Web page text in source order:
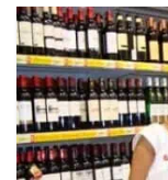
abril 28, 2025